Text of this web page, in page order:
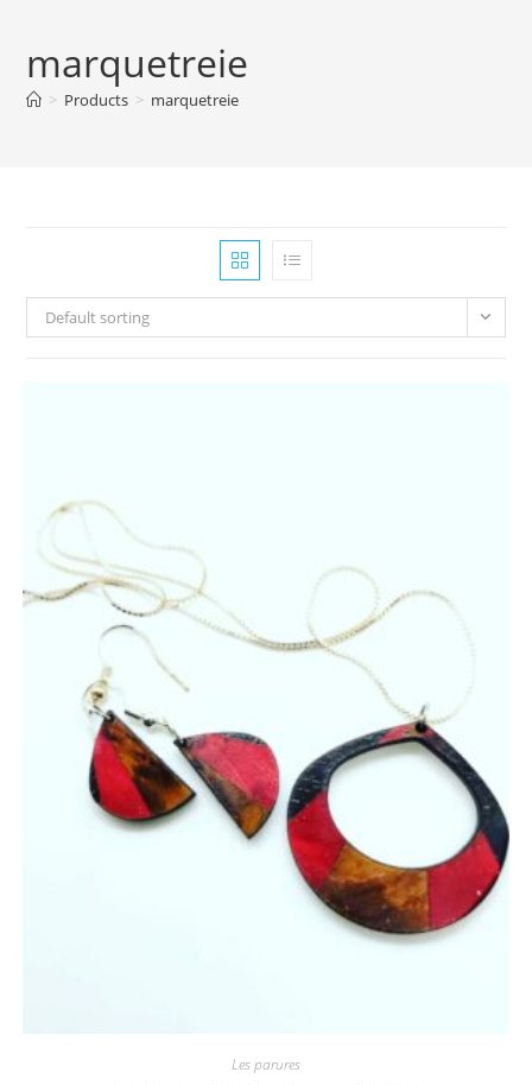
marquetreie
> Products > marquetreie
Default sorting
Les parures